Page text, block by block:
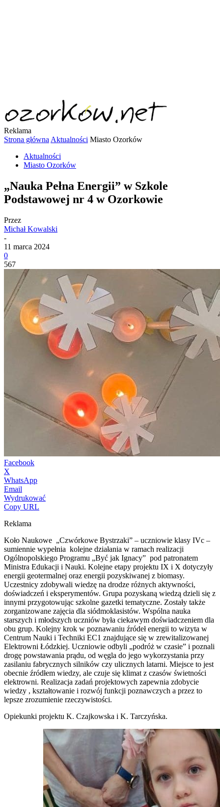
Reklama
Strona główna Aktualności Miasto Ozorków
Aktualności
Miasto Ozorków
„Nauka Pełna Energii” w Szkole
Podstawowej nr 4 w Ozorkowie
Przez
Michał Kowalski
-
11 marca 2024
0
567
Facebook
X
WhatsApp
Email
Wydrukować
Copy URL
Reklama
Koło Naukowe „Czwórkowe Bystrzaki” – uczniowie klasy IVc –
sumiennie wypełnia kolejne działania w ramach realizacji
Ogólnopolskiego Programu „Być jak Ignacy” pod patronatem
Ministra Edukacji i Nauki. Kolejne etapy projektu IX i X dotyczyły
energii geotermalnej oraz energii pozyskiwanej z biomasy.
Uczestnicy zdobywali wiedzę na drodze różnych aktywności,
doświadczeń i eksperymentów. Grupa pozyskaną wiedzą dzieli się z
innymi przygotowując szkolne gazetki tematyczne. Zostały także
zorganizowane zajęcia dla siódmoklasistów. Wspólna nauka
starszych i młodszych uczniów była ciekawym doświadczeniem dla
obu grup. Kolejny krok w poznawaniu źródeł energii to wizyta w
Centrum Nauki i Techniki EC1 znajdujące się w zrewitalizowanej
Elektrowni Łódzkiej. Uczniowie odbyli „podróż w czasie” i poznali
drogę powstawania prądu, od węgla do jego wykorzystania przy
zasilaniu fabrycznych silników czy ulicznych latarni. Miejsce to jest
obecnie źródłem wiedzy, ale czuje się klimat z czasów świetności
elektrowni. Realizacja zadań projektowych zapewnia zdobycie
wiedzy , kształtowanie i rozwój funkcji poznawczych a przez to
lepsze zrozumienie rzeczywistości.
Opiekunki projektu K. Czajkowska i K. Tarczyńska.